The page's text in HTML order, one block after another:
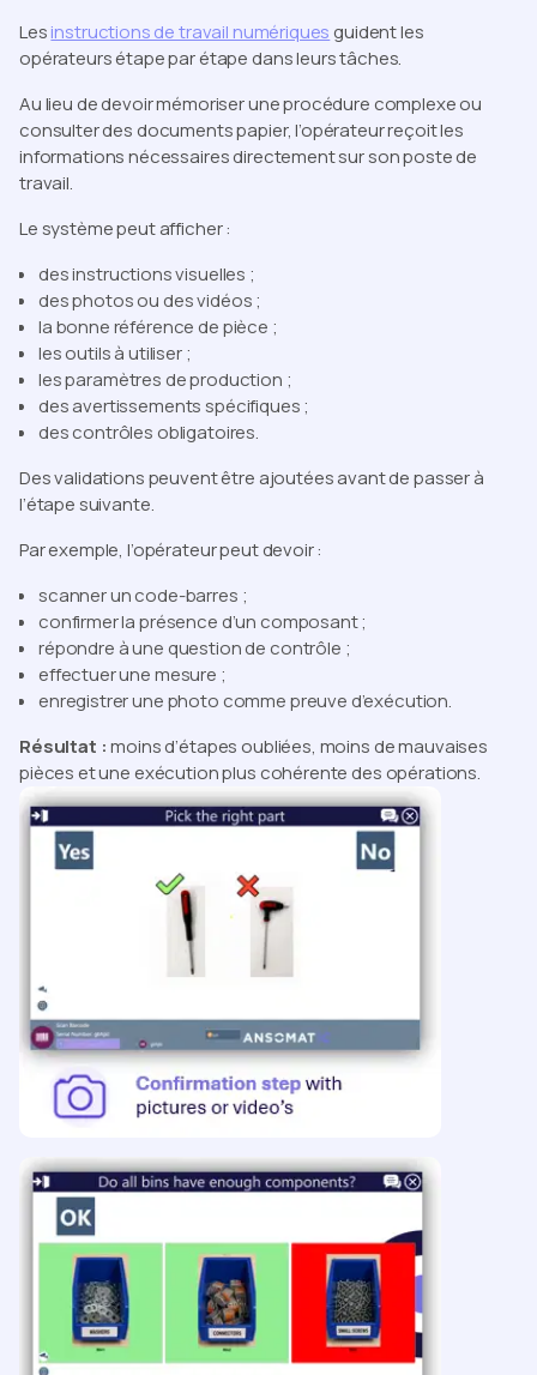
Lesinstructions de travail numériques guident les
opérateurs étape par étape dans leurs tâches.
Au lieu de devoir mémoriser une procédure complexe ou
consulter des documents papier, l’opérateur reçoit les
informations nécessaires directement sur son poste de
travail.
Le système peut afficher :
des instructions visuelles ;
des photos ou des vidéos ;
la bonne référence de pièce ;
les outils à utiliser ;
les paramètres de production ;
des avertissements spécifiques ;
des contrôles obligatoires.
Des validations peuvent être ajoutées avant de passer à
l’étape suivante.
Par exemple, l’opérateur peut devoir :
scanner un code-barres ;
confirmer la présence d’un composant ;
répondre à une question de contrôle ;
effectuer une mesure ;
enregistrer une photo comme preuve d’exécution.
Résultat :moins d’étapes oubliées, moins de mauvaises
pièces et une exécution plus cohérente des opérations.